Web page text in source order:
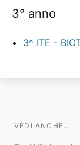
3° anno
3^ ITE -
VEDI ANCHE...